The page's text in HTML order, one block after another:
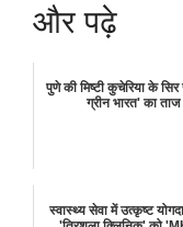
और पढ़े
पुणे की मिष्टी कुचेरिया के
ग्रीन भारत' का ताज
स्वास्थ्य सेवा में उत्कृष्ट